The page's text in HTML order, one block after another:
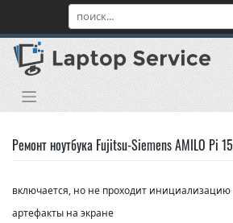
content
Ремонт ноутбука Fujitsu-Siemens AMILO Pi
включается, но не проходит инициализацию
артефакты на экране